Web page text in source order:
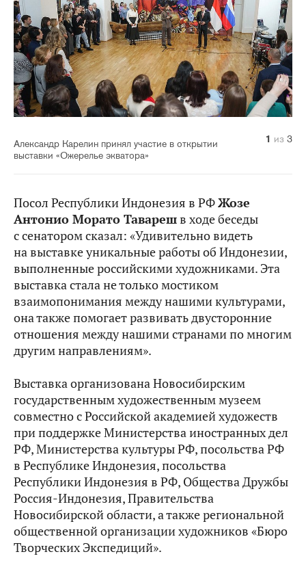
Александр Карелин принял участие в открытии
выставки «Ожерелье экватора»
1 из 3
2 из 3
3 из 3
Посол Республики Индонезия в РФЖозе
Антонио Морато Таварешв ходе беседы
с сенатором сказал: «Удивительно видеть
на выставке уникальные работы об Индонезии,
выполненные российскими художниками. Эта
выставка стала не только мостиком
взаимопонимания между нашими культурами,
она также помогает развивать двусторонние
отношения между нашими странами по многим
другим направлениям».
Выставка организована Новосибирским
государственным художественным музеем
совместно с Российской академией художеств
при поддержке Министерства иностранных дел
РФ, Министерства культуры РФ, посольства РФ
в Республике Индонезия, посольства
Республики Индонезия в РФ, Общества Дружбы
Россия-Индонезия, Правительства
Новосибирской области, а также региональной
общественной организации художников «Бюро
Творческих Экспедиций».